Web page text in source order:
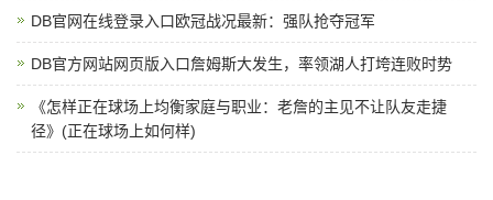
DB官网在线登录入口欧冠战况最新：强队抢夺冠军
DB官方网站网页版入口詹姆斯大发生，率领湖人打垮连败时势
《怎样正在球场上均衡家庭与职业：老詹的主见不让队友走捷
径》(正在球场上如何样)